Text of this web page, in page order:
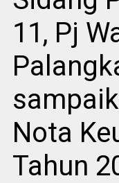
11, Pj
Nota
Tahun